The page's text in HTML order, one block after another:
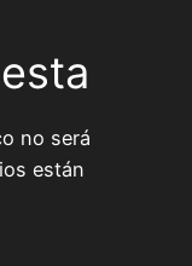
no será
están